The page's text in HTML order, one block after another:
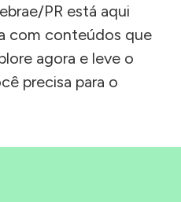
PR está aqui
com conteúdos que
agora e leve o
precisa para o